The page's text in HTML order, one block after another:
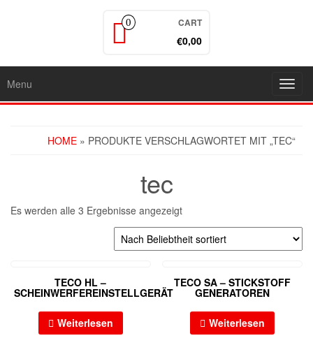
0 CART
€0,00
Menu
HOME » PRODUKTE VERSCHLAGWORTET MIT „TEC“
tec
Es werden alle 3 Ergebnisse angezeigt
TECO HL –
SCHEINWERFEREINSTELLGERÄT
Weiterlesen
TECO SA – STICKSTOFF
GENERATOREN
Weiterlesen